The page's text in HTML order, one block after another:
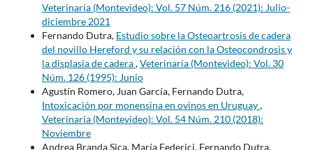
Veterinaria (Montevideo): Vol. 57 Núm. 216 (2021): Julio-
diciembre 2021
Fernando Dutra, Estudio sobre la Osteoartrosis de cadera
del novillo Hereford y su relación con la Osteocondrosis y
la displasia de cadera,Veterinaria (Montevideo): Vol. 30
Núm. 126 (1995): Junio
Agustín Romero, Juan García, Fernando Dutra,
Intoxicación por monensina en ovinos en Uruguay,
Veterinaria (Montevideo): Vol. 54 Núm. 210 (2018):
Noviembre
Andrea Branda Sica, María Federici, Fernando Dutra,